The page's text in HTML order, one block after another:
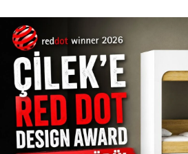
Kadın & Aile
Kültür & Sanat
Sağlık
Siyaset